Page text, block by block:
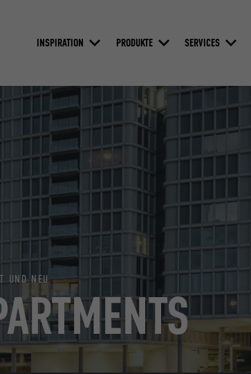
INSPIRATION PRODUKTE SERVICES
UND NEU